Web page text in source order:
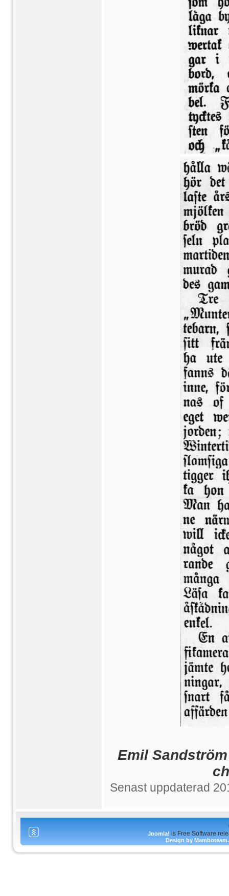
Emil
Senast uppdaterad
Joomla! is Free Software
Design by